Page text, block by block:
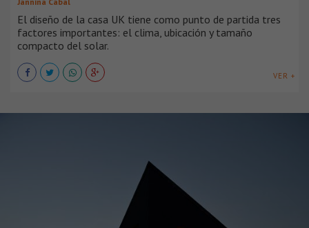
El diseño de la casa UK tiene como punto de partida tres
factores importantes: el clima, ubicación y tamaño
compacto del solar.
VER +